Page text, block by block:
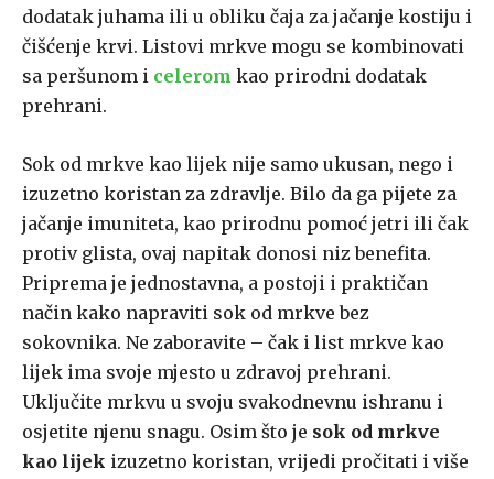
dodatak juhama ili u obliku čaja za jačanje kostiju i
čišćenje krvi. Listovi mrkve mogu se kombinovati
sa peršunom i celerom kao prirodni dodatak
prehrani.
Sok od mrkve kao lijek nije samo ukusan, nego i
izuzetno koristan za zdravlje. Bilo da ga pijete za
jačanje imuniteta, kao prirodnu pomoć jetri ili čak
protiv glista, ovaj napitak donosi niz benefita.
Priprema je jednostavna, a postoji i praktičan
način kako napraviti sok od mrkve bez
sokovnika. Ne zaboravite – čak i list mrkve kao
lijek ima svoje mjesto u zdravoj prehrani.
Uključite mrkvu u svoju svakodnevnu ishranu i
osjetite njenu snagu. Osim što je sok od mrkve
kao lijek izuzetno koristan, vrijedi pročitati i više